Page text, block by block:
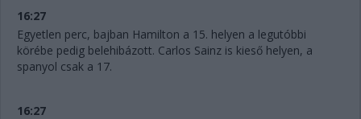
16:27
Egyetlen perc, bajban Hamilton a 15. helyen a legutóbbi
körébe pedig belehibázott. Carlos Sainz is kieső helyen, a
spanyol csak a 17.
16:27